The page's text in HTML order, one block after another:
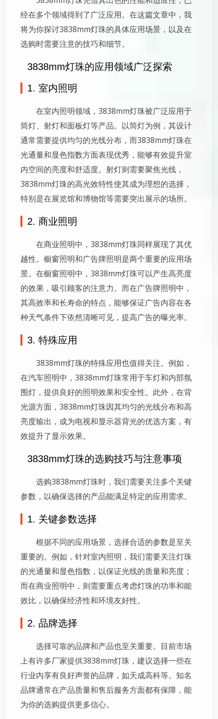
经在多个领域得到了广泛应用。在这篇文章中，我
将为你探讨3838mm灯珠的具体应用场景，以及在
选购时需要注意的技巧和细节。
3838mm灯珠的应用领域广泛探索
1. 室内照明
在室内照明领域，3838mm灯珠被广泛应用于
筒灯、射灯和面板灯等产品。以筒灯为例，其设计
通常需要提供均匀的光线分布，而3838mm灯珠在
光通量和显色指数方面表现优秀，能够有效提升室
内空间的亮度和舒适度。射灯则需要聚焦光线，
3838mm灯珠的高光效特性使其成为理想的选择，
特别是在展览馆和博物馆等需要突出展示的场所。
2. 商业照明
在商业照明中，3838mm灯珠同样展现了其优
越性。橱窗照明和广告牌照明是两个重要的应用场
景。在橱窗照明中，3838mm灯珠可以产生高亮度
的效果，吸引顾客的注意力。而在广告牌照明中，
其高效率和长寿命的特点，能够保证广告内容在各
种天气条件下依然清晰可见，提高广告的曝光率。
3. 特殊应用
3838mm灯珠的特殊应用也值得关注。例如，
在汽车照明中，3838mm灯珠常用于车灯和内部氛
围灯，提供良好的照明效果和安全性。此外，在背
光源方面，3838mm灯珠因其均匀的光线分布和高
亮度输出，成为电视和显示器背光的优选方案，有
效提升了显示效果。
3838mm灯珠的选购技巧与注意事项
选购3838mm灯珠时，我们需要关注多个关键
参数，以确保选择的产品能满足特定的应用需求。
1. 关键参数选择
根据不同的应用场景，选择合适的参数是至关
重要的。例如，针对室内照明，我们需要关注灯珠
的光通量和显色指数，以保证光线的质量和亮度；
而在商业照明中，则需要重点考虑灯珠的功率和能
效比，以确保经济性和环境友好性。
2. 品牌选择
选择可靠的品牌和产品也至关重要。目前市场
上有许多厂家提供3838mm灯珠，建议选择一些在
行业内享有良好声誉的品牌，如天成高科等。知名
品牌通常在产品质量和售后服务方面都有保障，能
为你的选购提供更多信心。